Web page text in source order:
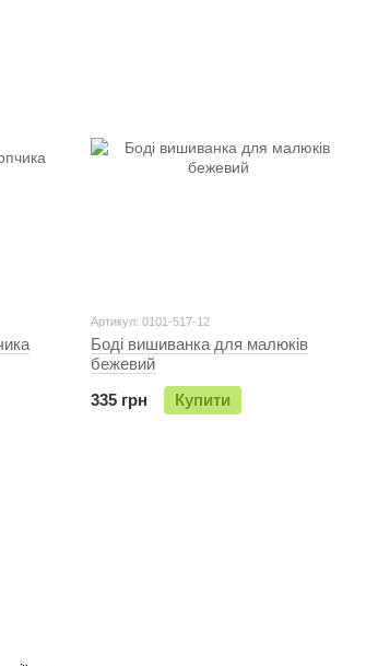
Артикул: 0101-517-12
Бодi вишиванка для малюків
бежевий
335 грн
Купити